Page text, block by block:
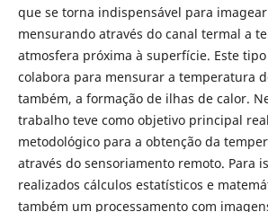
que se torna indispensável para
mensurando através do canal termal a
atmosfera próxima à superfície. Este
colabora para mensurar a temperatura
também, a formação de ilhas de calor.
trabalho teve como objetivo principal
metodológico para a obtenção da
através do sensoriamento remoto. Para
realizados cálculos estatísticos e
também um processamento com